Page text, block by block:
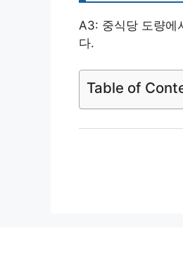
A3: 중식당 도량에
다.
Table of